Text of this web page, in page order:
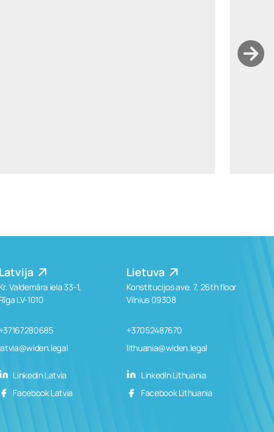
Latvija
Kr. Valdemāra iela 33-1,
Rīga LV-1010
+37167280685
latvia@widen.legal
Linkedin Latvia
Facebook Latvia
Lietuva
Konstitucijos ave. 7, 26th floor
Vilnius 09308
+37052487670
lithuania@widen.legal
LinkedIn Lithuania
Facebook Lithuania